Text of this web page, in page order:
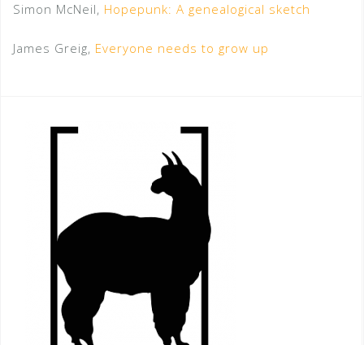
Simon McNeil, Hopepunk: A genealogical sketch
James Greig, Everyone needs to grow up